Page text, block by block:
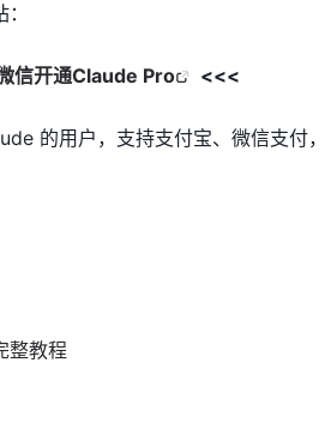
信开通Claude Pro <<<
的用户，支持支付宝、微信支付，